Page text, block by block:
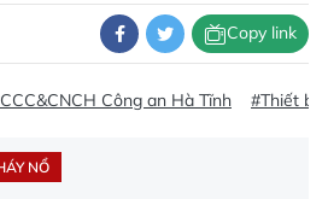
Copy link
Công an Hà Tĩnh #Thiết bị
NỔ